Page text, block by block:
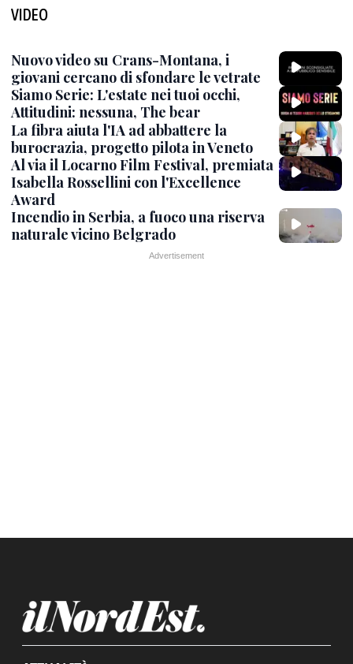
VIDEO
Nuovo video su Crans-Montana, i
giovani cercano di sfondare le vetrate
Siamo Serie: L'estate nei tuoi occhi,
Attitudini: nessuna, The bear
La fibra aiuta l'IA ad abbattere la
burocrazia, progetto pilota in Veneto
Al via il Locarno Film Festival, premiata
Isabella Rossellini con l'Excellence
Award
Incendio in Serbia, a fuoco una riserva
naturale vicino Belgrado